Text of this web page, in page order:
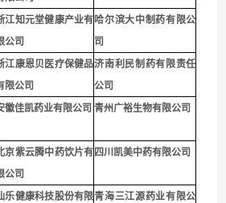
江知元堂健康产业有
公司
哈尔滨大中制药有限公
司
江康恩贝医疗保健品
限公司
济南利民制药有限责任
公司
徽佳凯药业有限公司 青州广裕生物有限公司
京紫云腾中药饮片有
公司
四川凯美中药有限公司
乐健康科技股份有限青海三江源药业有限公